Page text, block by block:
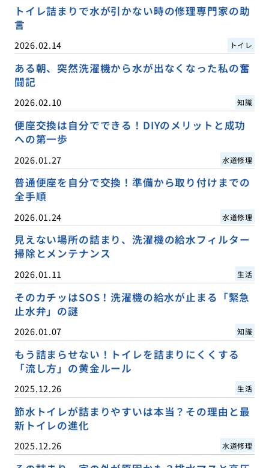
トイレ詰まりで水が引かない時の修理専門家の助
言
2026.02.14 トイレ
ある朝、突然洗濯機から水が出なくなった私の奮
闘記
2026.02.10 知識
便座交換は自分でできる！DIYのメリットと成功
への第一歩
2026.01.27 水道修理
普通便座を自分で交換！準備から取り付けまでの
全手順
2026.01.24 水道修理
見えない場所の詰まり、洗濯機の給水フィルター
掃除とメンテナンス
2026.01.11 生活
そのカチッはSOS！洗濯機の給水が止まる「緊急
止水弁」の謎
2026.01.07 知識
もう詰まらせない！トイレを詰まりにくくする
「流し方」の黄金ルール
2025.12.26 生活
節水トイレが詰まりやすいは本当？その理由と最
新トイレの進化
2025.12.26 水道修理